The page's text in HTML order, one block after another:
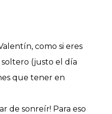
como si eres
(justo el día
que tener en
de sonreír! Para eso